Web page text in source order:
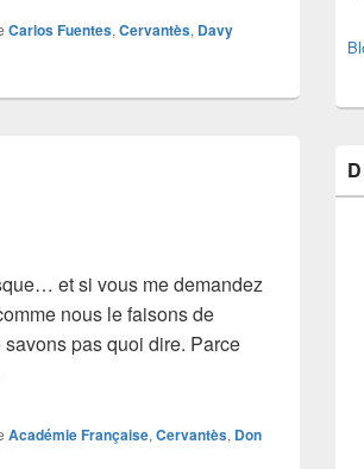
Carlos Fuentes, Cervantès, Davy
et si vous me demandez
nous le faisons de
pas quoi dire. Parce
Hanotaux
Académie Française, Cervantès, Don